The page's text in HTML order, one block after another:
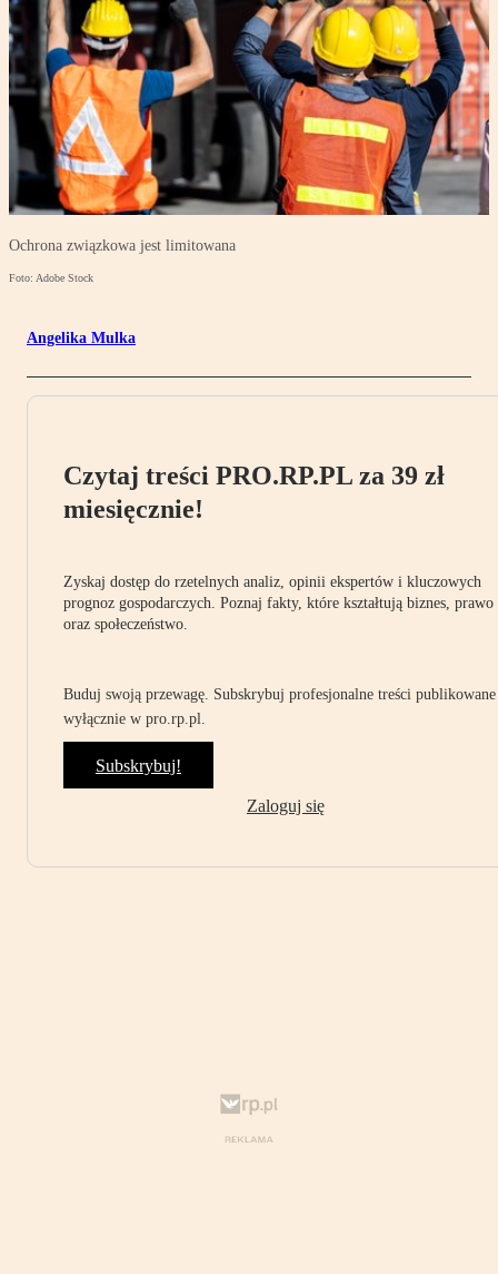
Ochrona związkowa jest limitowana
Foto: Adobe Stock
Angelika Mulka
Czytaj treści PRO.RP.PL za 39 zł
miesięcznie!
Zyskaj dostęp do rzetelnych analiz, opinii ekspertów i kluczowych
prognoz gospodarczych. Poznaj fakty, które kształtują biznes, prawo
oraz społeczeństwo.
Buduj swoją przewagę. Subskrybuj profesjonalne treści publikowane
wyłącznie w pro.rp.pl.
Subskrybuj!
Zaloguj się